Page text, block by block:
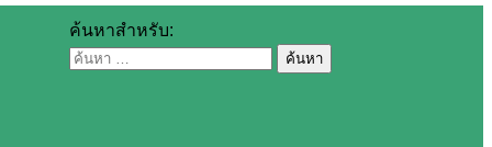
ค้นหาสำหรับ: